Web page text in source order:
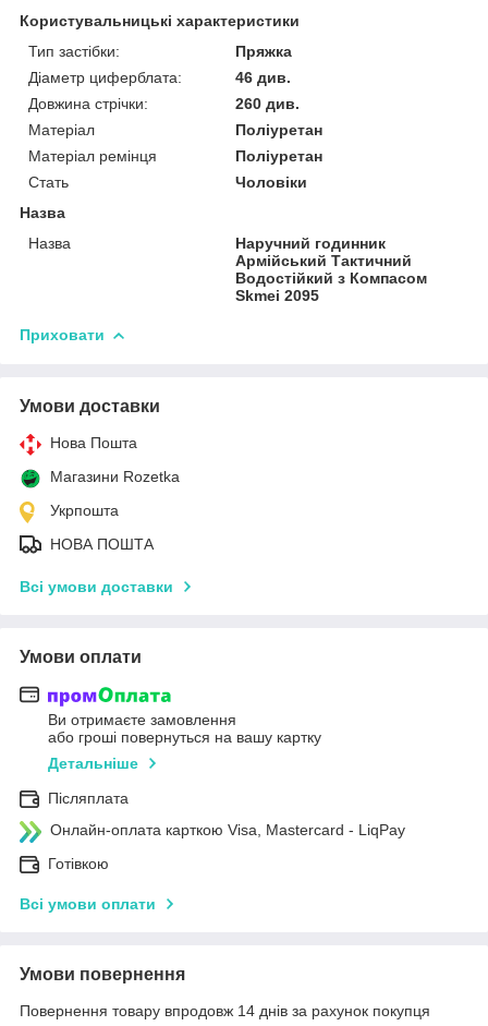
Користувальницькі характеристики
Тип застібки:
Пряжка
Діаметр циферблата:
46 див.
Довжина стрічки:
260 див.
Матеріал
Поліуретан
Матеріал ремінця
Поліуретан
Стать
Чоловіки
Назва
Назва
Наручний годинник
Армійський Тактичний
Водостійкий з Компасом
Skmei 2095
Приховати
Умови доставки
Нова Пошта
Магазини Rozetka
Укрпошта
НОВА ПОШТА
Всі умови доставки
Умови оплати
Ви отримаєте замовлення
або гроші повернуться на вашу картку
Детальніше
Післяплата
Онлайн-оплата карткою Visa, Mastercard - LiqPay
Готівкою
Всі умови оплати
Умови повернення
Повернення товару впродовж 14 днів за рахунок покупця